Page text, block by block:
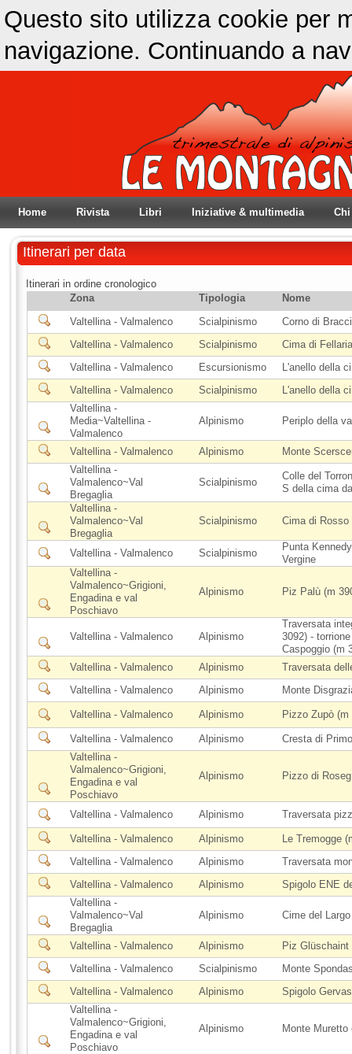
Questo sito utilizza cookie per
navigazione. Continuando a
Home Rivista Libri Iniziative & multimedia
Itinerari per data
Itinerari in ordine cronologico
Zona
Tipologia
Nome
Valtellina - Valmalenco
Scialpinismo
Corno di
Valtellina - Valmalenco
Scialpinismo
Cima di
Valtellina - Valmalenco
Escursionismo
L'anello della
Valtellina - Valmalenco
Scialpinismo
L'anello della
Valtellina -
Media~Valtellina -
Valmalenco
Alpinismo Periplo della
Valtellina - Valmalenco Alpinismo
Monte
Valtellina -
Valmalenco~Val
Bregaglia
Scialpinismo
Colle del
S della cima
Valtellina -
Valmalenco~Val
Bregaglia
Scialpinismo Cima di Rosso
Valtellina - Valmalenco Scialpinismo
Punta
Vergine
Valtellina -
Valmalenco~Grigioni,
Engadina e val
Poschiavo
Alpinismo Piz Palù (m
Valtellina - Valmalenco Alpinismo
Traversata
3092) -
Caspoggio (m
Valtellina - Valmalenco
Alpinismo
Traversata
Valtellina - Valmalenco
Alpinismo Monte
Valtellina - Valmalenco Alpinismo Pizzo Zupò
Valtellina - Valmalenco Alpinismo
Cresta di
Valtellina -
Valmalenco~Grigioni,
Engadina e val
Poschiavo
Alpinismo Pizzo di
Valtellina - Valmalenco Alpinismo Traversata
Valtellina - Valmalenco Alpinismo
Le Tremogge
Valtellina - Valmalenco
Alpinismo
Traversata
Valtellina - Valmalenco
Alpinismo
Spigolo ENE
Valtellina -
Valmalenco~Val
Bregaglia
Alpinismo Cime del
Valtellina - Valmalenco Alpinismo
Piz
Valtellina - Valmalenco
Scialpinismo
Monte
Valtellina - Valmalenco
Alpinismo
Spigolo
Valtellina -
Valmalenco~Grigioni,
Engadina e val
Poschiavo
Alpinismo Monte